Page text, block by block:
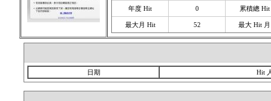
年度 Hit 0 累積總 Hit
最大月 Hit 52 最大 Hit 月
日期 Hit